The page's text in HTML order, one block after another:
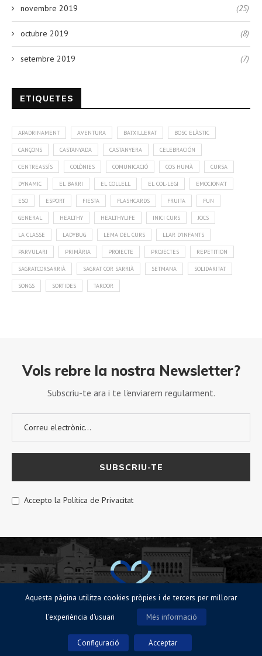
novembre 2019 (25)
octubre 2019 (8)
setembre 2019 (7)
ETIQUETES
APADRINAMENT AVENTURA BATXILLERAT BOSC ELÀSTIC
CANÇONS CASTANYADA CASTANYERA CELEBRACIÓN
CENTREASSÍS COLÒNIES COMUNICACIÓ COS HUMÀ CURSA
DYNAMIC EL BARRI EL COLLELL EL COL·LEGI EMOCIONA'T
ESO ESPORT FIESTA FLASHCARDS FRUITA FUN
GENERAL HEALTHY HEALTHYLIFE INICI CURS JOCS
LA CLASSE LADYBUG LEMA DEL CURS LLAR D'INFANTS
PARVULARI PRIMÀRIA PROJECTE PROJECTES REPETITION
SAGRATCORSARRIÀ SAGRAT COR SARRIÀ SETMANA SOLIDARITAT
SONGS SORTIDES TARDOR
Vols rebre la nostra Newsletter?
Subscriu-te ara i te l’enviarem regularment.
Accepto la Política de Privacitat
Avisos legals|Política de Cookies
de privacitat
Aquesta pàgina utilitza cookies pròpies i de tercers per millorar
l'experiència d'usuari
Més informació
Configuració Acceptar